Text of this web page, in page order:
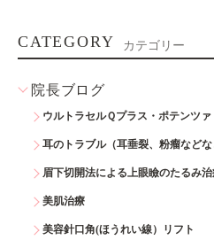
CATEGORY カテゴリー
院長ブログ
ウルトラセルＱプラス・ポテンツァ
耳のトラブル（耳垂裂、粉瘤などな
眉下切開法による上眼瞼のたるみ
美肌治療
美容針口角(ほうれい線）リフト